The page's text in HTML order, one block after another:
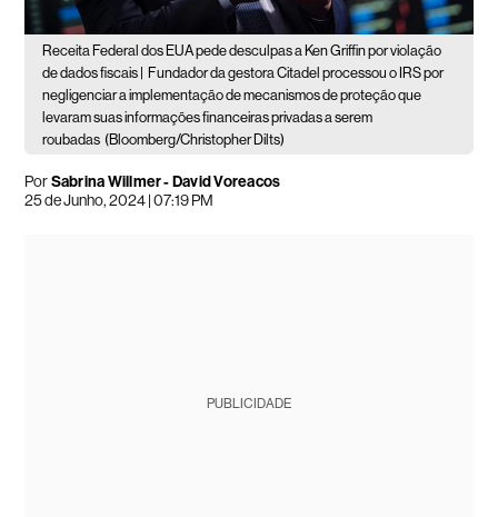
Receita Federal dos EUA pede desculpas a Ken Griffin por violação
de dados fiscais |
Fundador da gestora Citadel processou o IRS por
negligenciar a implementação de mecanismos de proteção que
levaram suas informações financeiras privadas a serem
roubadas (Bloomberg/Christopher Dilts)
PorSabrina Willmer - David Voreacos
25 de Junho, 2024 | 07:19 PM
PUBLICIDADE